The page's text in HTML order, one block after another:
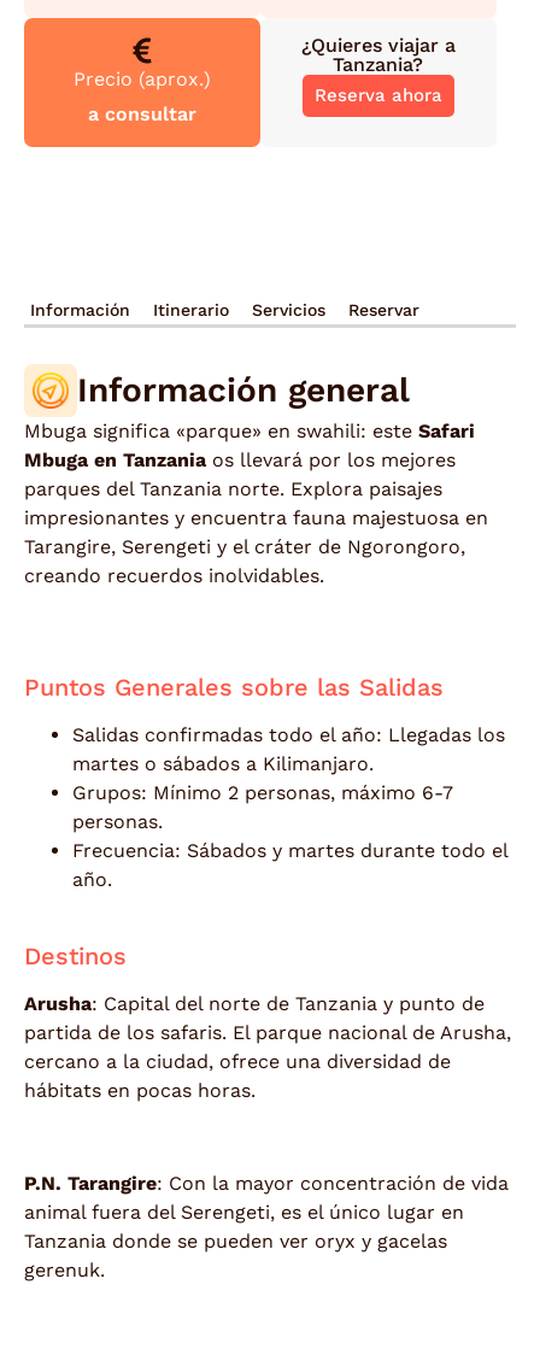
Precio (aprox.)
a consultar
¿Quieres viajar a
Tanzania?
Reserva ahora
Información Itinerario Servicios Reservar
Información general
Mbuga significa «parque» en swahili: este Safari
Mbuga en Tanzania os llevará por los mejores
parques del Tanzania norte. Explora paisajes
impresionantes y encuentra fauna majestuosa en
Tarangire, Serengeti y el cráter de Ngorongoro,
creando recuerdos inolvidables.
Puntos Generales sobre las Salidas
Salidas confirmadas todo el año: Llegadas los
martes o sábados a Kilimanjaro.
Grupos: Mínimo 2 personas, máximo 6-7
personas.
Frecuencia: Sábados y martes durante todo el
año.
Destinos
Arusha: Capital del norte de Tanzania y punto de
partida de los safaris. El parque nacional de Arusha,
cercano a la ciudad, ofrece una diversidad de
hábitats en pocas horas.
P.N. Tarangire: Con la mayor concentración de vida
animal fuera del Serengeti, es el único lugar en
Tanzania donde se pueden ver oryx y gacelas
gerenuk.